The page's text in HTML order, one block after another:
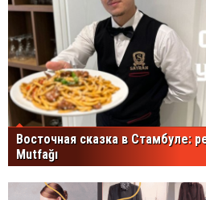
Восточная сказка в Стамбуле:
Mutfağı